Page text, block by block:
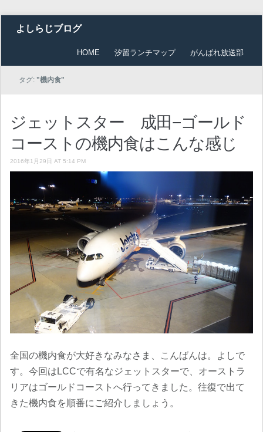
よしらじブログ
HOME 汐留ランチマップ がんばれ放送部
タグ: "機内食"
ジェットスター 成田−ゴールド
コーストの機内食はこんな感じ
2016年1月29日 AT 5:14 PM
全国の機内食が大好きなみなさま、こんばんは。よしで
す。今回はLCCで有名なジェットスターで、オーストラ
リアはゴールドコーストへ行ってきました。往復で出て
きた機内食を順番にご紹介しましょう。